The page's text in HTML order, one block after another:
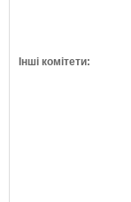
Інші комітети: